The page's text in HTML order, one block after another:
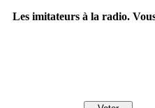
Les imitateurs à la radio.